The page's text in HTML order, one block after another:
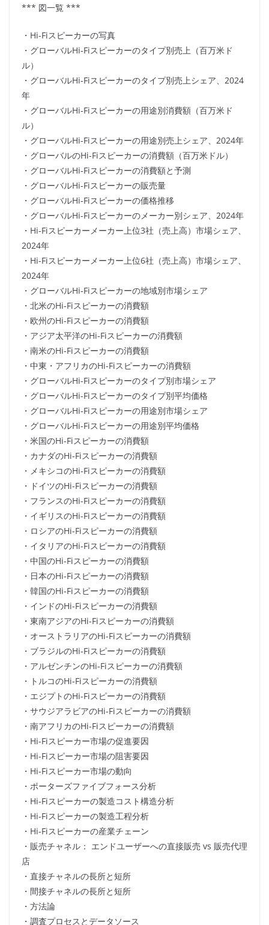
*** 図一覧 ***
・Hi-Fiスピーカーの写真
・グローバルHi-Fiスピーカーのタイプ別売上（百万米ド
ル）
・グローバルHi-Fiスピーカーのタイプ別売上シェア、2024
年
・グローバルHi-Fiスピーカーの用途別消費額（百万米ド
ル）
・グローバルHi-Fiスピーカーの用途別売上シェア、2024年
・グローバルのHi-Fiスピーカーの消費額（百万米ドル）
・グローバルHi-Fiスピーカーの消費額と予測
・グローバルHi-Fiスピーカーの販売量
・グローバルHi-Fiスピーカーの価格推移
・グローバルHi-Fiスピーカーのメーカー別シェア、2024年
・Hi-Fiスピーカーメーカー上位3社（売上高）市場シェア、
2024年
・Hi-Fiスピーカーメーカー上位6社（売上高）市場シェア、
2024年
・グローバルHi-Fiスピーカーの地域別市場シェア
・北米のHi-Fiスピーカーの消費額
・欧州のHi-Fiスピーカーの消費額
・アジア太平洋のHi-Fiスピーカーの消費額
・南米のHi-Fiスピーカーの消費額
・中東・アフリカのHi-Fiスピーカーの消費額
・グローバルHi-Fiスピーカーのタイプ別市場シェア
・グローバルHi-Fiスピーカーのタイプ別平均価格
・グローバルHi-Fiスピーカーの用途別市場シェア
・グローバルHi-Fiスピーカーの用途別平均価格
・米国のHi-Fiスピーカーの消費額
・カナダのHi-Fiスピーカーの消費額
・メキシコのHi-Fiスピーカーの消費額
・ドイツのHi-Fiスピーカーの消費額
・フランスのHi-Fiスピーカーの消費額
・イギリスのHi-Fiスピーカーの消費額
・ロシアのHi-Fiスピーカーの消費額
・イタリアのHi-Fiスピーカーの消費額
・中国のHi-Fiスピーカーの消費額
・日本のHi-Fiスピーカーの消費額
・韓国のHi-Fiスピーカーの消費額
・インドのHi-Fiスピーカーの消費額
・東南アジアのHi-Fiスピーカーの消費額
・オーストラリアのHi-Fiスピーカーの消費額
・ブラジルのHi-Fiスピーカーの消費額
・アルゼンチンのHi-Fiスピーカーの消費額
・トルコのHi-Fiスピーカーの消費額
・エジプトのHi-Fiスピーカーの消費額
・サウジアラビアのHi-Fiスピーカーの消費額
・南アフリカのHi-Fiスピーカーの消費額
・Hi-Fiスピーカー市場の促進要因
・Hi-Fiスピーカー市場の阻害要因
・Hi-Fiスピーカー市場の動向
・ポーターズファイブフォース分析
・Hi-Fiスピーカーの製造コスト構造分析
・Hi-Fiスピーカーの製造工程分析
・Hi-Fiスピーカーの産業チェーン
・販売チャネル： エンドユーザーへの直接販売 vs 販売代理
店
・直接チャネルの長所と短所
・間接チャネルの長所と短所
・方法論
・調査プロセスとデータソース